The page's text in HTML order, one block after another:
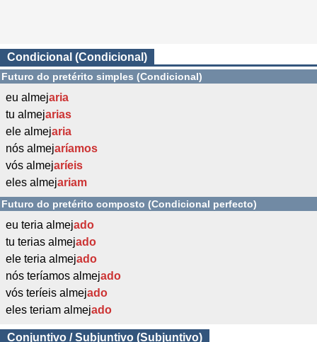
Condicional (Condicional)
Futuro do pretérito simples (Condicional)
eu almejaria
tu almejarias
ele almejaria
nós almejaríamos
vós almejaríeis
eles almejariam
Futuro do pretérito composto (Condicional perfecto)
eu teria almejado
tu terias almejado
ele teria almejado
nós teríamos almejado
vós teríeis almejado
eles teriam almejado
Conjuntivo / Subjuntivo (Subjuntivo)